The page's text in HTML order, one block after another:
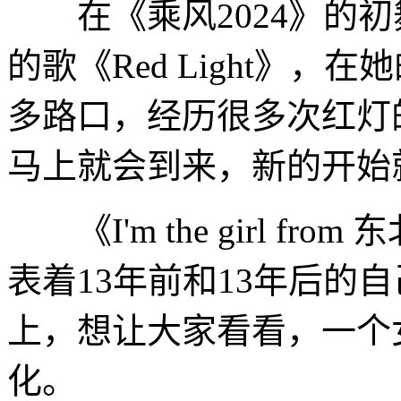
在《乘风2024》的初
的歌《Red Light》，在
多路口，经历很多次红
马上就会到来，新的开
《I'm the girl from 东
表着13年前和13年后的
上，想让大家看看，一
化。